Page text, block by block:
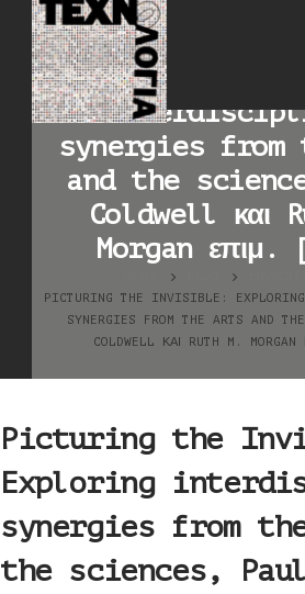
Picturing the
synergies
and the
Coldwell και
Morgan επιμ.
PICTURING THE INVISIBLE:
SYNERGIES FROM THE ARTS AND
COLDWELL ΚΑΙ RUTH M.
Picturing the
Exploring
synergies from
the sciences,